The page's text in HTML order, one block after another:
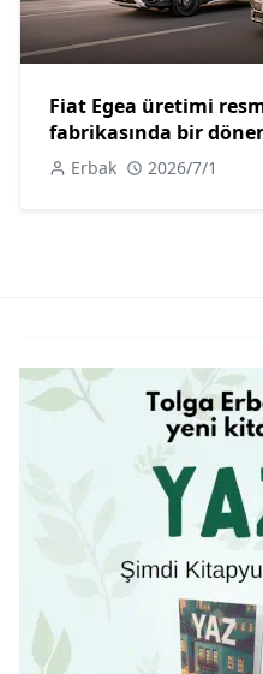
Fiat Egea üretimi
fabrikasında bir
Erbak 2026/7/1